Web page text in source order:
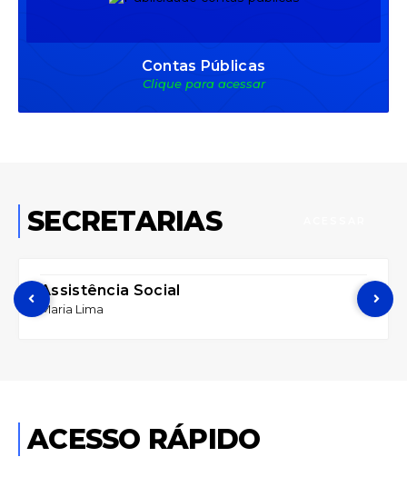
Contas Públicas
Clique para acessar
SECRETARIAS
Assistência Social
Maria Lima
ACESSO RÁPIDO